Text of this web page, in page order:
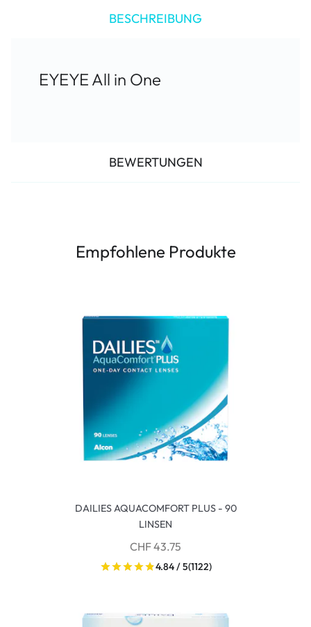
BESCHREIBUNG
EYEYE All in One
BEWERTUNGEN
Empfohlene Produkte
DAILIES AQUACOMFORT PLUS - 90
LINSEN
CHF 43.75
4.84 / 5(1122)